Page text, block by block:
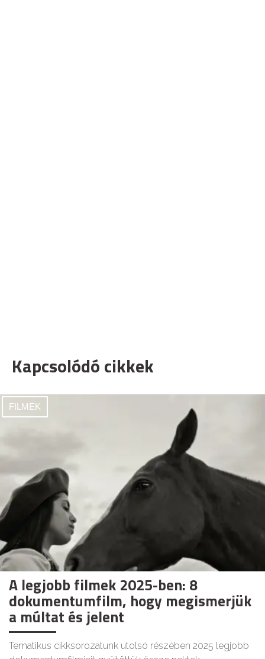
Kapcsolódó cikkek
FILMEK
A legjobb filmek 2025-ben: 8
dokumentumfilm, hogy megismerjük
a múltat és jelent
Tematikus cikksorozatunk utolsó részében 2025 legjobb